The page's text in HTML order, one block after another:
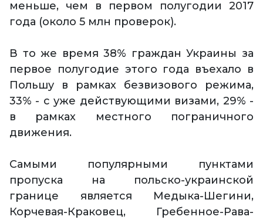
меньше, чем в первом полугодии 2017
года (около 5 млн проверок).
В то же время 38% граждан Украины за
первое полугодие этого года въехало в
Польшу в рамках безвизового режима,
33% - с уже действующими визами, 29% -
в рамках местного пограничного
движения.
Самыми популярными пунктами
пропуска на польско-украинской
границе является Медыка-Шегини,
Корчевая-Краковец, Гребенное-Рава-